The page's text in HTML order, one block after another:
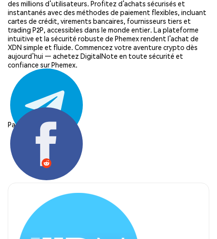
des millions d’utilisateurs. Profitez d’achats sécurisés et
instantanés avec des méthodes de paiement flexibles, incluant
cartes de crédit, virements bancaires, fournisseurs tiers et
trading P2P, accessibles dans le monde entier. La plateforme
intuitive et la sécurité robuste de Phemex rendent l’achat de
XDN simple et fluide. Commencez votre aventure crypto dès
aujourd’hui — achetez DigitalNote en toute sécurité et
confiance sur Phemex.
Partager: